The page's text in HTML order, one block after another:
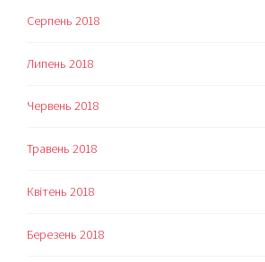
Серпень 2018
Липень 2018
Червень 2018
Травень 2018
Квітень 2018
Березень 2018